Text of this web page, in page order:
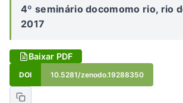
4º seminário docomomo rio, rio
2017
Baixar PDF
DOI 10.5281/zenodo.19288350